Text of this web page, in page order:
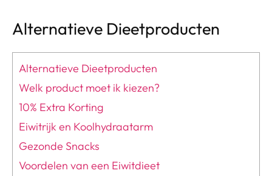
Alternatieve Dieetproducten
Alternatieve Dieetproducten
Welk product moet ik kiezen?
10% Extra Korting
Eiwitrijk en Koolhydraatarm
Gezonde Snacks
Voordelen van een Eiwitdieet